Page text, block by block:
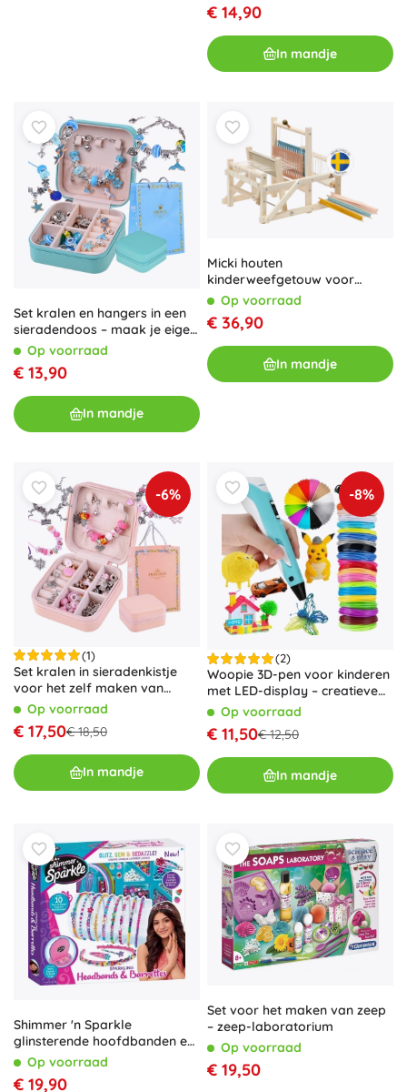
€ 14,90
In mandje
Set kralen en hangers in een
sieradendoos – maak je eigen
armbanden en ketting
Op voorraad
€ 13,90
In mandje
Micki houten
kinderweefgetouw voor
creatief weven
Op voorraad
€ 36,90
In mandje
-6%
(1)
Set kralen in sieradenkistje
voor het zelf maken van
kettingen
Op voorraad
€ 17,50€ 18,50
In mandje
-8%
(2)
Woopie 3D-pen voor kinderen
met LED-display – creatieve
setOp voorraad
€ 11,50€ 12,50
In mandje
Shimmer 'n Sparkle
glinsterende hoofdbanden en
haaraccessoires
Op voorraad
€ 19,90
Set voor het maken van zeep
– zeep-laboratorium
Op voorraad
€ 19,50